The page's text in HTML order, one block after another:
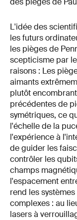
L'idée des
les futurs
les pièges de
scepticisme par
raisons : Les
aimants
plutôt
précédentes de
symétriques, ce
l'échelle de la
l'expérience à
de guider les
contrôler les
champs
l'espacement
rend les
complexes : au
lasers à